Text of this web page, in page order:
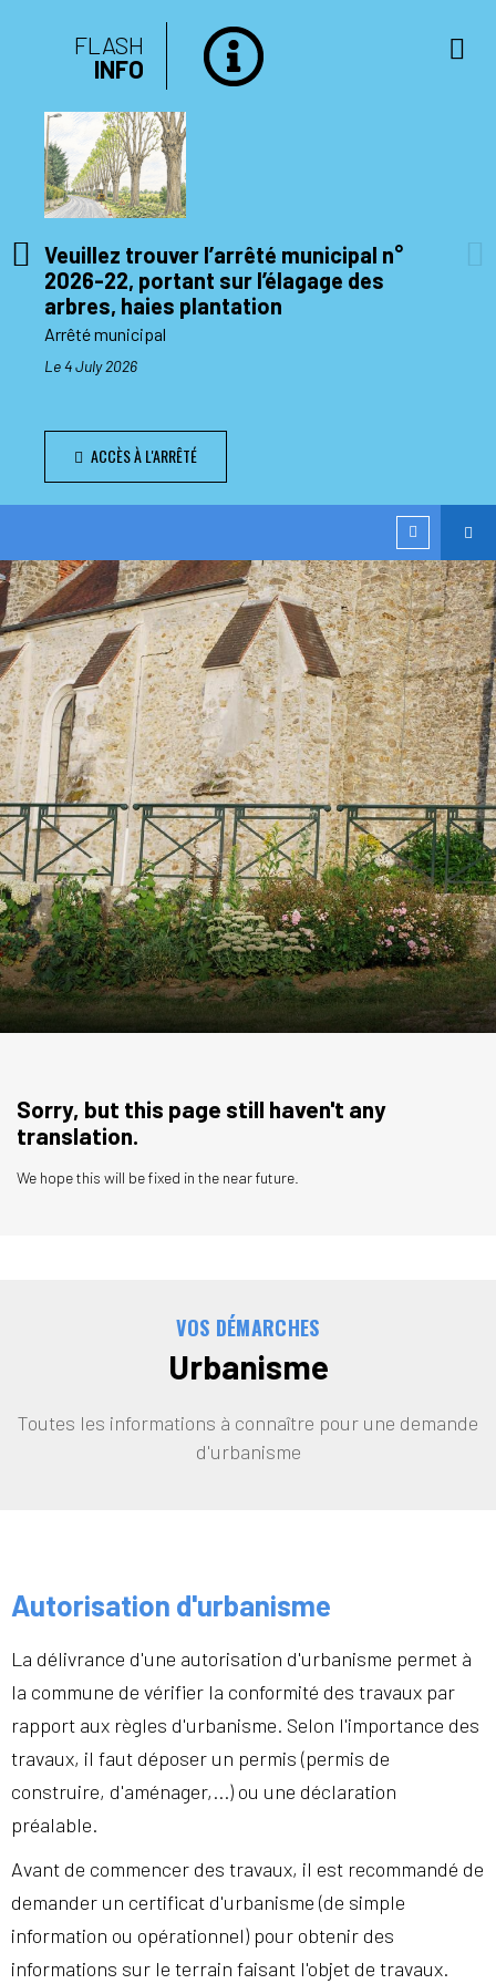
FLASH
INFO
Veuillez trouver l’arrêté municipal n°
2026-22, portant sur l’élagage des
arbres, haies plantation
Arrêté municipal
Le 4 July 2026
ACCÈS À L'ARRÊTÉ
Sorry, but this page still haven't any
translation.
We hope this will be fixed in the near future.
VOS DÉMARCHES
Urbanisme
Toutes les informations à connaître pour une demande
d'urbanisme
Autorisation d'urbanisme
La délivrance d'une autorisation d'urbanisme permet à
la commune de vérifier la conformité des travaux par
rapport aux règles d'urbanisme. Selon l'importance des
travaux, il faut déposer un permis (permis de
construire, d'aménager,...) ou une déclaration
préalable.
Avant de commencer des travaux, il est recommandé de
demander un certificat d'urbanisme (de simple
information ou opérationnel) pour obtenir des
informations sur le terrain faisant l'objet de travaux.